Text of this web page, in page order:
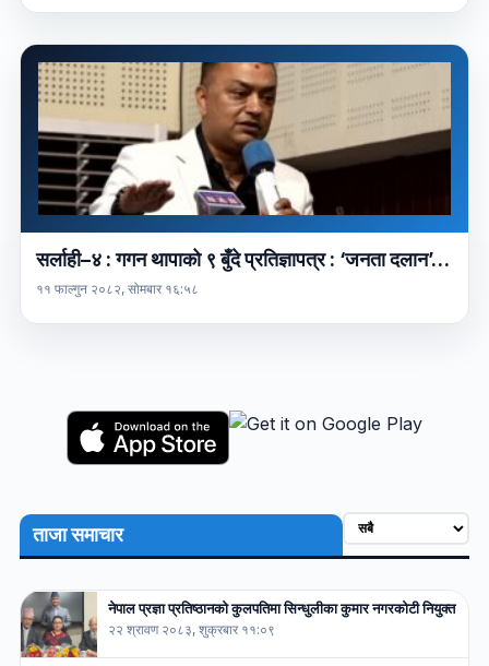
सर्लाही–४ : गगन थापाको ९ बुँदे प्रतिज्ञापत्र : ‘जनता दलान’…
११ फाल्गुन २०८२, सोमबार १६:५८
ताजा समाचार
नेपाल प्रज्ञा प्रतिष्ठानको कुलपतिमा सिन्धुलीका कुमार नगरकोटी नियुक्त
२२ श्रावण २०८३, शुक्रबार ११:०९